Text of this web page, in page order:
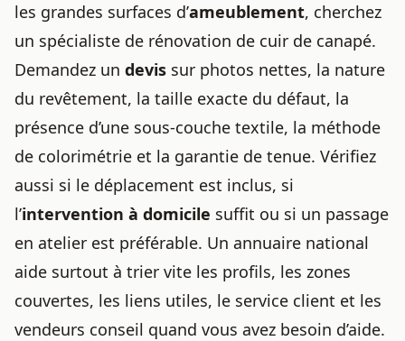
les grandes surfaces d’ameublement, cherchez
un spécialiste de rénovation de cuir de canapé.
Demandez un devis sur photos nettes, la nature
du revêtement, la taille exacte du défaut, la
présence d’une sous-couche textile, la méthode
de colorimétrie et la garantie de tenue. Vérifiez
aussi si le déplacement est inclus, si
l’intervention à domicile suffit ou si un passage
en atelier est préférable. Un annuaire national
aide surtout à trier vite les profils, les zones
couvertes, les liens utiles, le service client et les
vendeurs conseil quand vous avez besoin d’aide.